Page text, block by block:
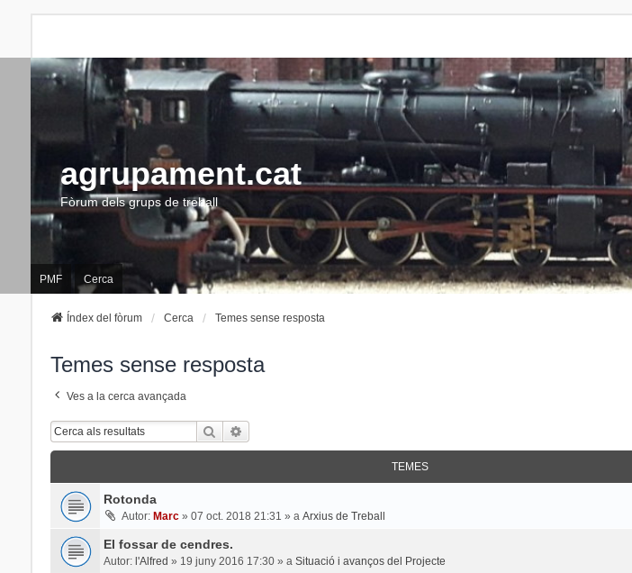
agrupament.cat
Fòrum dels grups de treball
PMF Cerca
Índex del fòrum Cerca Temes sense resposta
Temes sense resposta
Ves a la cerca avançada
Cerca
TEMES
Rotonda
Autor: Marc» 07 oct. 2018 21:31 » a Arxius de Treball
El fossar de cendres.
Autor: l'Alfred » 19 juny 2016 17:30» a Situació i avanços del Projecte